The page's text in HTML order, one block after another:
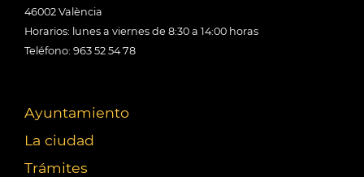
46002 València
Horarios: lunes a viernes de 8:30 a 14:00 horas
Teléfono: 963 52 54 78
Ayuntamiento
La ciudad
Trámites